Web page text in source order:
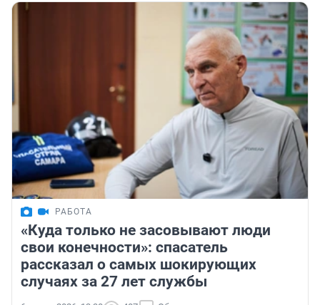
РАБОТА
«Куда только не засовывают люди
свои конечности»: спасатель
рассказал о самых шокирующих
случаях за 27 лет службы